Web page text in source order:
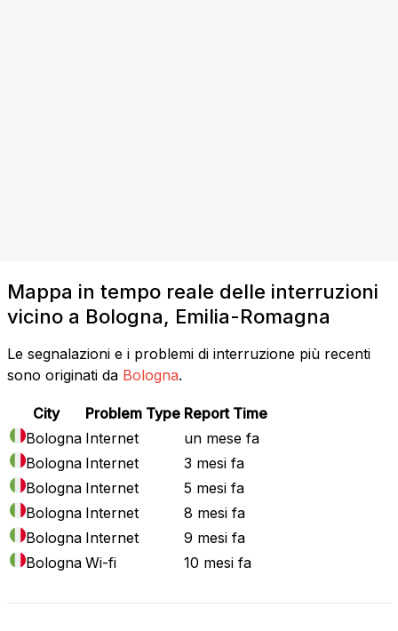
Mappa in tempo reale delle interruzioni
vicino a Bologna, Emilia-Romagna
Le segnalazioni e i problemi di interruzione più recenti
sono originati da Bologna.
City Problem Type Report Time
Bologna Internet
un mese fa
Bologna Internet
3 mesi fa
Bologna Internet
5 mesi fa
Bologna Internet
8 mesi fa
Bologna Internet
9 mesi fa
Bologna Wi-fi 10 mesi fa